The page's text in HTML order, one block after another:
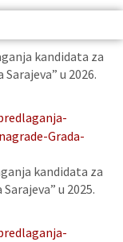
kandidata za
u 2026.
Grada-
kandidata za
u 2025.